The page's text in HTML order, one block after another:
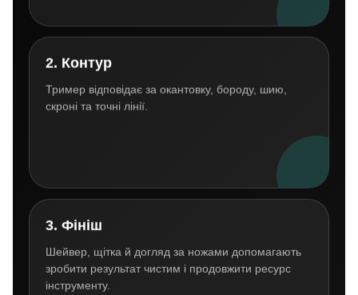
2. Контур
Тример відповідає за окантовку, бороду, шию,
скроні та точні лінії.
3. Фініш
Шейвер, щітка й догляд за ножами допомагають
зробити результат чистим і продовжити ресурс
інструменту.